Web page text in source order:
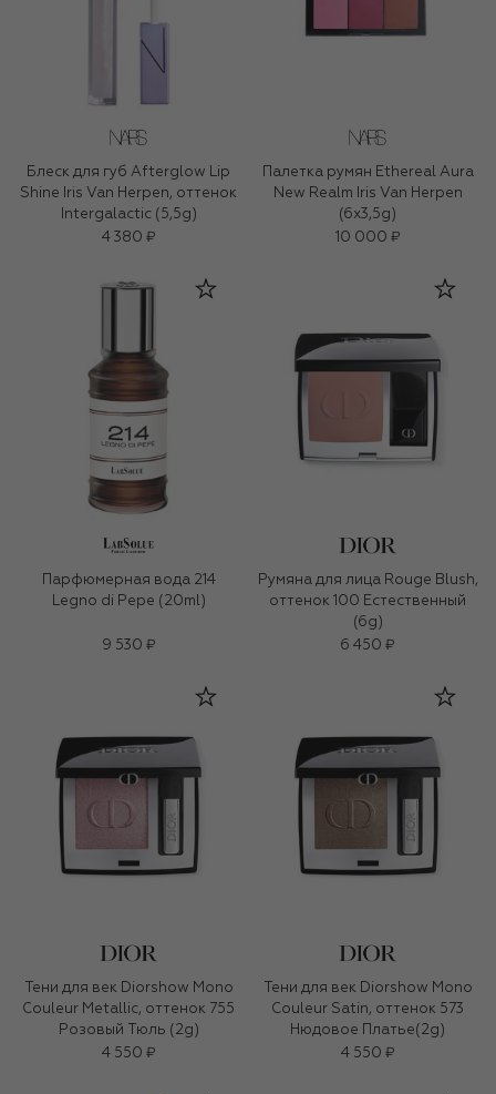
Блеск для губ Afterglow Lip
Shine Iris Van Herpen, оттенок
Intergalactic (5,5g)
4 380 ₽
Палетка румян Ethereal Aura
New Realm Iris Van Herpen
(6x3,5g)
10 000 ₽
Парфюмерная вода 214
Legno di Pepe (20ml)
9 530 ₽
Румяна для лица Rouge Blush,
оттенок 100 Естественный
(6g)
6 450 ₽
Тени для век Diorshow Mono
Couleur Metallic, оттенок 755
Розовый Тюль (2g)
4 550 ₽
Тени для век Diorshow Mono
Couleur Satin, оттенок 573
Нюдовое Платье(2g)
4 550 ₽